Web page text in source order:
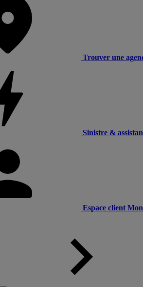
Trouver une
Sinistre &
Espace client